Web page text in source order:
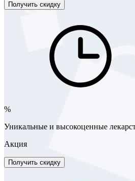
Получить скидку
%
Уникальные и высокоценные
Акция
Получить скидку